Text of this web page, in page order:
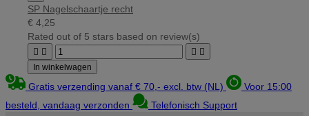
SP Nagelschaartje recht
€ 4,25
Rated out of 5 stars based on review(s)
   
In winkelwagen
Gratis verzending vanaf € 70,- excl. btw (NL)
Voor 15:00
besteld, vandaag verzonden
Telefonisch Support